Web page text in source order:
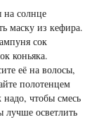
солнце
маску из кефира.
сок
коньяка.
её на волосы,
полотенцем
чтобы смесь
лучше осветлить